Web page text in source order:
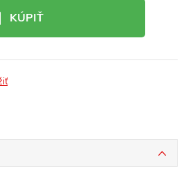
KÚPIŤ